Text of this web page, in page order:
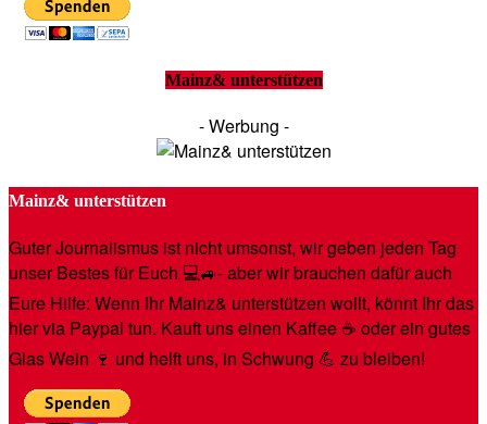
Mainz& unterstützen
- Werbung -
Mainz& unterstützen
Guter Journalismus ist nicht umsonst, wir geben jeden Tag
unser Bestes für Euch 💻🚙- aber wir brauchen dafür auch
Eure Hilfe: Wenn Ihr Mainz& unterstützen wollt, könnt Ihr das
hier via Paypal tun. Kauft uns einen Kaffee ☕️ oder ein gutes
Glas Wein 🍷 und helft uns, in Schwung 💪 zu bleiben!